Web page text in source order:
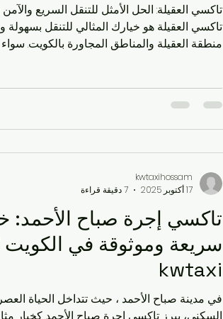
تاكسي العقيلة: الحل الأمثل للتنقل السريع
تاكسي العقيلة هو خيارك المثالي للتنقل
منطقة العقيلة والمناطق المجاورة بالكويت.
لاتخاذ قرار مستنير. اكتشف معنا أفضل خدمات
العقيلة ، مميزاتها، وكيفية الحجز بسهولة. ما
العقيلة ؟ تاكسي العقيلة هو خدمة
تاكسي إجرة صباح الأحمد:
kwtaxi
في مدينة صباح الأحمد ، حيث تتداخل الحياة
kwtaxihossam
17 أكتوبر 2025
7 دقيقة قراءة